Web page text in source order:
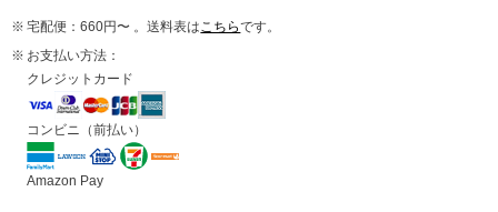
宅配便：660円〜 。送料表はこちらです。
お支払い方法：
クレジットカード
コンビニ（前払い）
Amazon Pay